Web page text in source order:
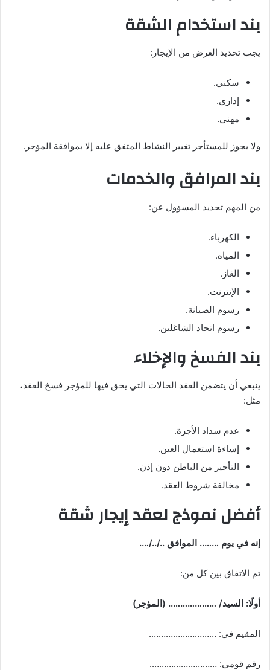
بند استخدام الشقة
يجب تحديد الغرض من الإيجار:
سكني.
إداري.
مهني.
ولا يجوز للمستأجر تغيير النشاط المتفق عليه إلا بموافقة المؤجر.
بند المرافق والخدمات
من المهم تحديد المسؤول عن:
الكهرباء.
المياه.
الغاز.
الإنترنت.
رسوم الصيانة.
رسوم اتحاد الشاغلين.
بند الفسخ والإخلاء
ينبغي أن يتضمن العقد الحالات التي يحق فيها للمؤجر فسخ العقد،
مثل:
عدم سداد الأجرة.
إساءة استعمال العين.
التأجير من الباطن دون إذن.
مخالفة شروط العقد.
أفضل نموذج لعقد إيجار شقة
إنه في يوم …….. الموافق ../../….
تم الاتفاق بين كل من:
أولًا: السيد/ ……………….. (المؤجر)
المقيم في: ……………………….
رقم قومي: ……………………….